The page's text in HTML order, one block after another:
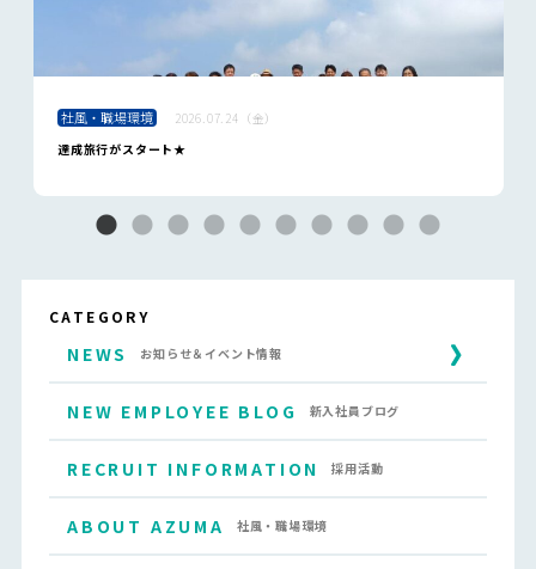
CATEGORY
NEWS お知らせ＆イベント情報
NEW EMPLOYEE BLOG 新入社員ブログ
RECRUIT INFORMATION 採用活動
ABOUT AZUMA 社風・職場環境
社風・職場環境
2026.07.24（金）
達成旅行がスタート★